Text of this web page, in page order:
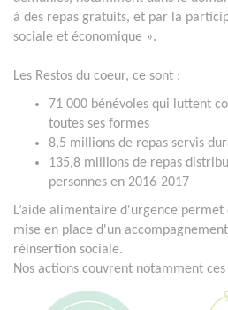
à des repas gratuits, et par la
sociale et économique ».
Les Restos du coeur, ce sont :
71 000 bénévoles qui luttent
toutes ses formes
8,5 millions de repas servis
135,8 millions de repas
personnes en 2016-2017
L’aide alimentaire d'urgence permet
mise en place d'un
réinsertion sociale.
Nos actions couvrent notamment ces